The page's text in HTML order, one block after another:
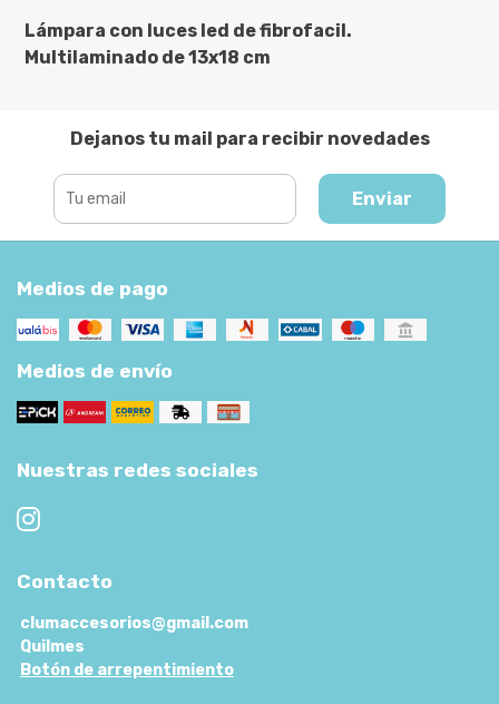
Lámpara con luces led de fibrofacil.
Multilaminado de 13x18 cm
Dejanos tu mail para recibir novedades
Enviar
Medios de pago
Medios de envío
Nuestras redes sociales
Contacto
clumaccesorios@gmail.com
Quilmes
Botón de arrepentimiento